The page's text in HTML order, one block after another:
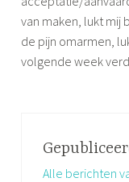
van maken, lukt mij
de pijn omarmen,
volgende week
Alle berichten